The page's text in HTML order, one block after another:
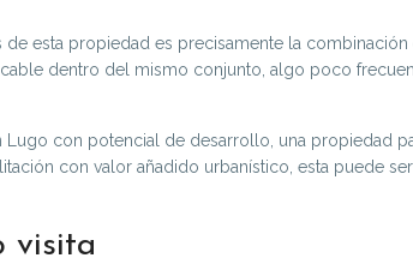
esta propiedad es precisamente la combinación
dentro del mismo conjunto, algo poco
Lugo con potencial de desarrollo, una propiedad
con valor añadido urbanístico, esta puede
visita